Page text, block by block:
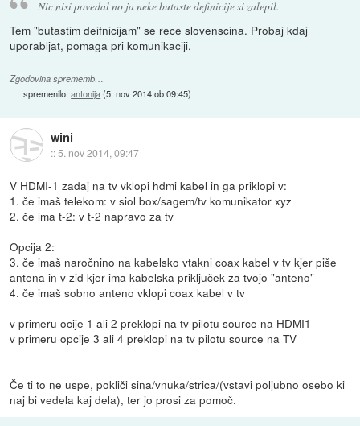
Nic nisi povedal no ja neke butaste definicije si zalepil.
Tem "butastim deifnicijam" se rece slovenscina. Probaj kdaj
uporabljat, pomaga pri komunikaciji.
Zgodovina sprememb…
spremenilo:antonija(5. nov 2014 ob 09:45)
wini
::5. nov 2014, 09:47
V HDMI-1 zadaj na tv vklopi hdmi kabel in ga priklopi v:
1. če imaš telekom: v siol box/sagem/tv komunikator xyz
2. če ima t-2: v t-2 napravo za tv
Opcija 2:
3. če imaš naročnino na kabelsko vtakni coax kabel v tv kjer piše
antena in v zid kjer ima kabelska priključek za tvojo "anteno"
4. če imaš sobno anteno vklopi coax kabel v tv
v primeru ocije 1 ali 2 preklopi na tv pilotu source na HDMI1
v primeru opcije 3 ali 4 preklopi na tv pilotu source na TV
Če ti to ne uspe, pokliči sina/vnuka/strica/(vstavi poljubno osebo ki
naj bi vedela kaj dela), ter jo prosi za pomoč.